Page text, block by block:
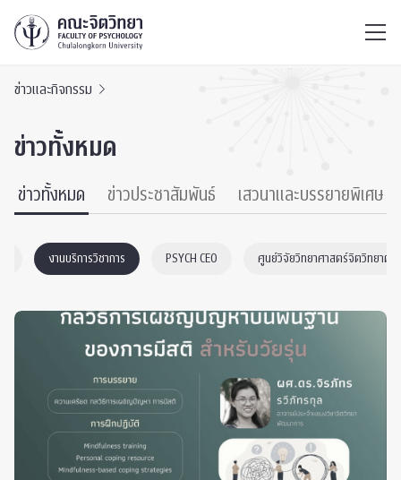
ข่าวและกิจกรรม
ข่าวทั้งหมด
ข่าวทั้งหมด ข่าวประชาสัมพันธ์ เสวนาและบรรยายพิเศษ
งานบริการวิชาการ PSYCH CEO ศูนย์วิจัยวิทยาศาสตร์จิตวิทยาต